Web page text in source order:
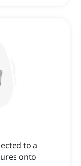
to a
onto